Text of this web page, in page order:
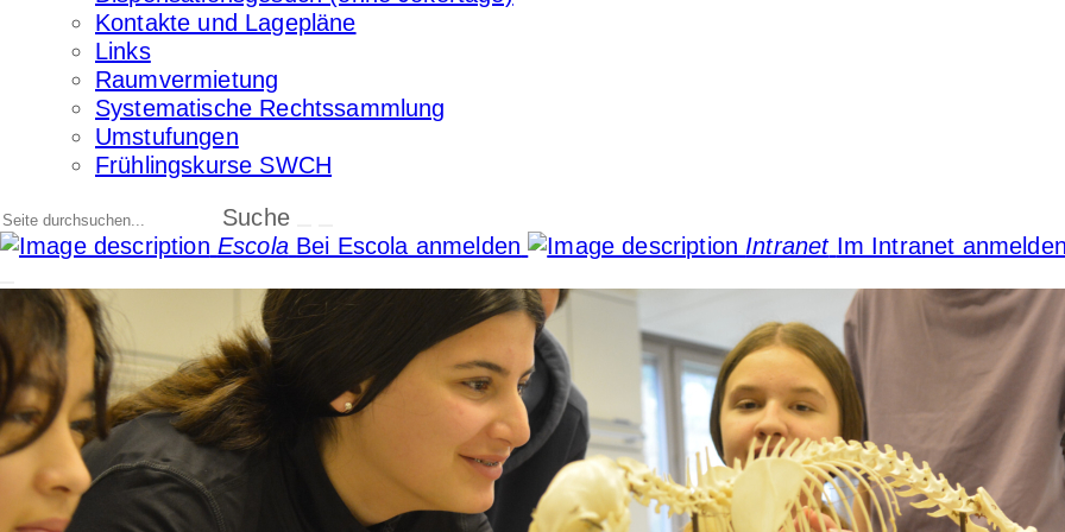
Kontakte und Lagepläne
Links
Raumvermietung
Systematische Rechtssammlung
Umstufungen
Frühlingskurse SWCH
Suche
Escola Bei Escola anmelden Intranet Im Intranet